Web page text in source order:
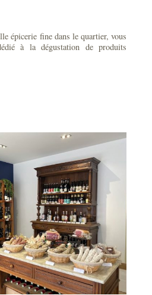
épicerie fine dans le quartier, vous
à la dégustation de produits